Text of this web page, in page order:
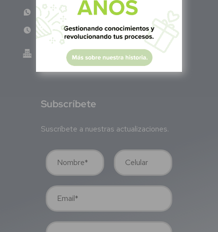
WhatsApp: +52 33 140 76342
Lun - Vie 8:00 am - 5:00 pm
Green Know S.A de C.V - México
GKN200917TB2
Subscríbete
Suscríbete a nuestras actualizaciones.